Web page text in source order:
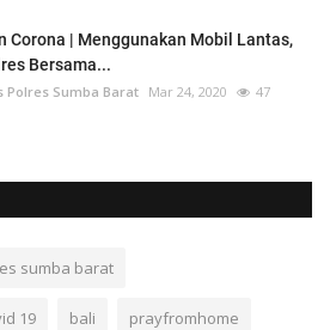
Corona | Menggunakan Mobil Lantas,
Bersama...
Polres Sumba Barat Mar 24, 2020 47
sumba barat
19 bali prayfromhome